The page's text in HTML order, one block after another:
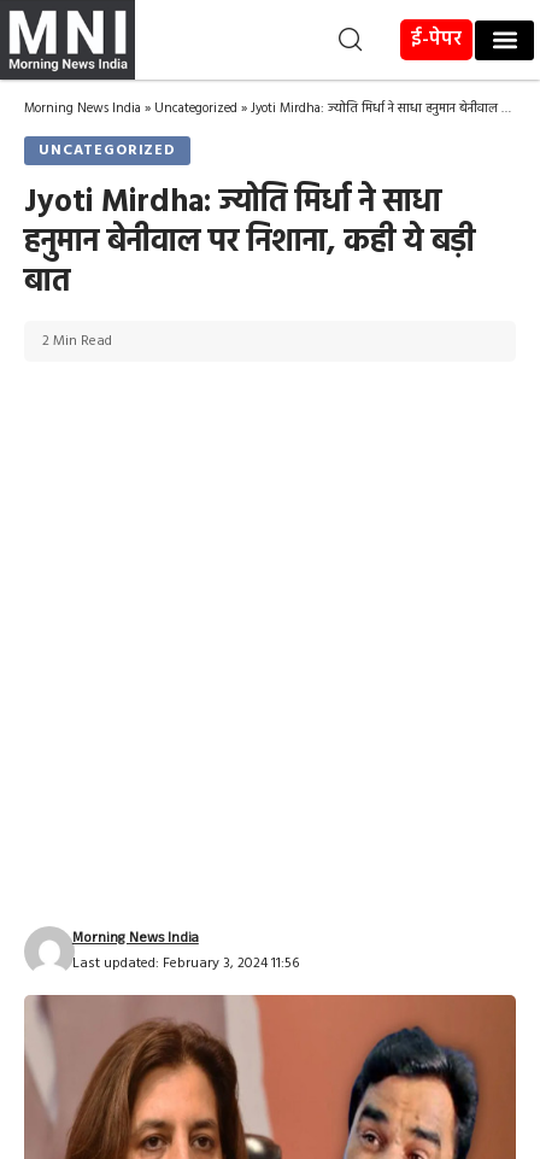
ई-पेपर
Morning News India » Uncategorized »Jyoti Mirdha: ज्योति मिर्धा ने साधा हनुमान बेनीवाल पर निशाना, कही ये बड़ी बात
UNCATEGORIZED
Jyoti Mirdha: ज्योति मिर्धा ने साधा
हनुमान बेनीवाल पर निशाना, कही ये बड़ी
बात
Last updated: February 3, 2024 11:56
Morning News India
2 Min Read